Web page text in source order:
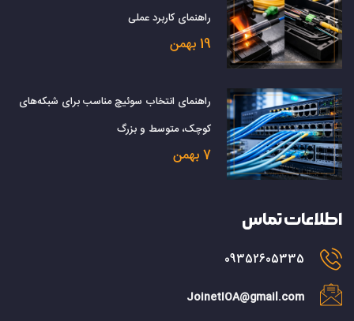
راهنمای کاربرد عملی
19 بهمن
راهنمای انتخاب سوئیچ مناسب برای شبکه‌های
کوچک، متوسط و بزرگ
7 بهمن
اطلاعات تماس
09352605335
JoinetIOA@gmail.com